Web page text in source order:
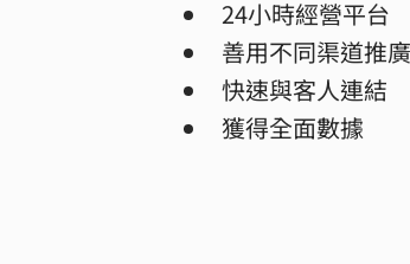
24小時經營平台
善用不同渠道推
快速與客人連結
獲得全面數據